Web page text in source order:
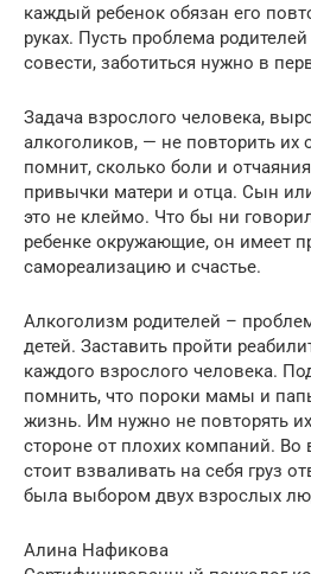
каждый ребенок обязан его
руках. Пусть проблема родителей
совести, заботиться нужно в
Задача взрослого человека,
алкоголиков, — не повторить
помнит, сколько боли и
привычки матери и отца. Сын
это не клеймо. Что бы ни
ребенке окружающие, он имеет
самореализацию и счастье.
Алкоголизм родителей –
детей. Заставить пройти
каждого взрослого человека.
помнить, что пороки мамы и
жизнь. Им нужно не повторять
стороне от плохих компаний. Во
стоит взваливать на себя груз
была выбором двух взрослых
Алина Нафикова